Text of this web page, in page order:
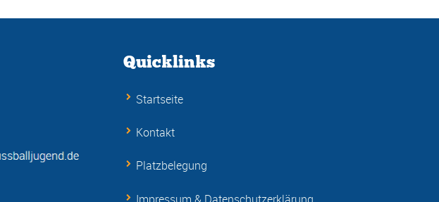
Quicklinks
Startseite
Kontakt
Platzbelegung